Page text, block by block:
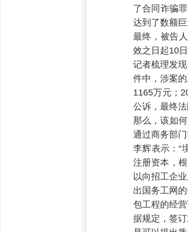
了合同诈骗
达到了数额
最终，被告
效之日起10
记者梳理发
件中，涉案
1165万元；
公诉，最终
那么，该如
通过商务部
李辉表示：“
注册资本，
以向招工企
出国务工网
包工程的经
据规定，签